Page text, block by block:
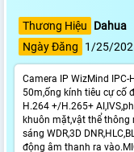
Thương Hiệu
Dahua
Ngày Đăng
1/25/
Camera IP WizMind
50m,ống kính tiêu cự cố
H.264 +/H.265+
khuôn mặt,vật thể
sáng WDR,3D
động âm thanh ra